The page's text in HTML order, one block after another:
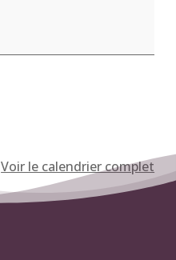
Voir le calendrier complet